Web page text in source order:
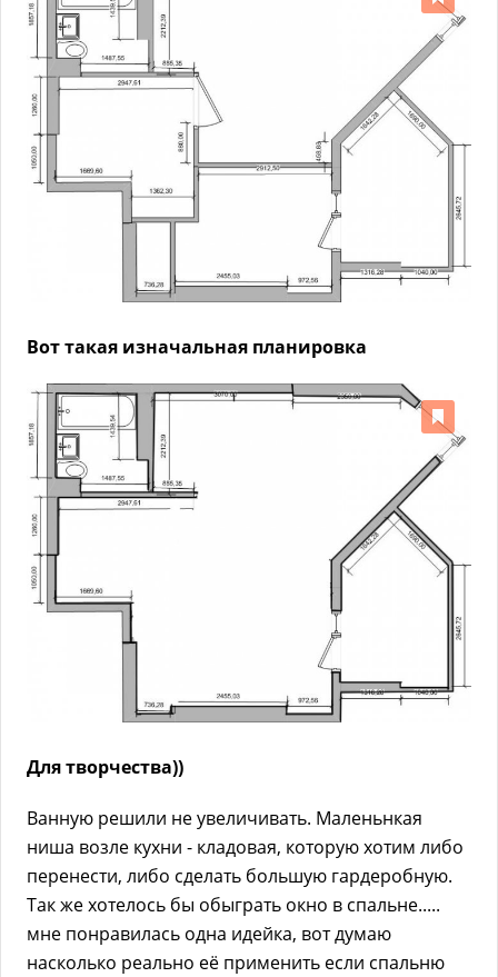
Вот такая изначальная планировка
Для творчества))
Ванную решили не увеличивать. Маленьнкая
ниша возле кухни - кладовая, которую хотим либо
перенести, либо сделать большую гардеробную.
Так же хотелось бы обыграть окно в спальне.....
мне понравилась одна идейка, вот думаю
насколько реально её применить если спальню